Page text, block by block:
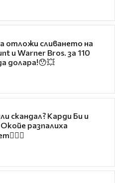
отложи сливането на
и Warner Bros. за 110
долара!😯💥
скандал? Карди Би и
разпалиха